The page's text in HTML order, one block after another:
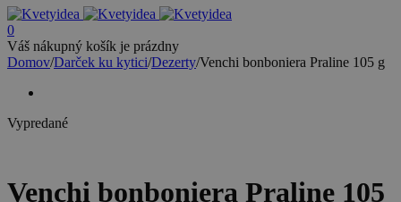
0
Váš nákupný košík je prázdny
Domov/Darček ku kytici/Dezerty/Venchi bonboniera Praline 105 g
Vypredané
Venchi bonboniera Praline 105